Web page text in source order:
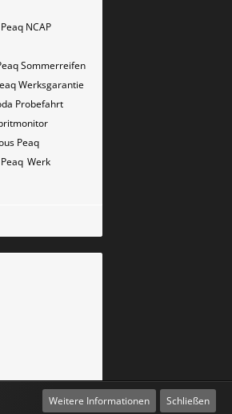
NCAP
Sommerreifen
Werksgarantie
Probefahrt
Peaq
Werk
Weitere Informationen Schließen